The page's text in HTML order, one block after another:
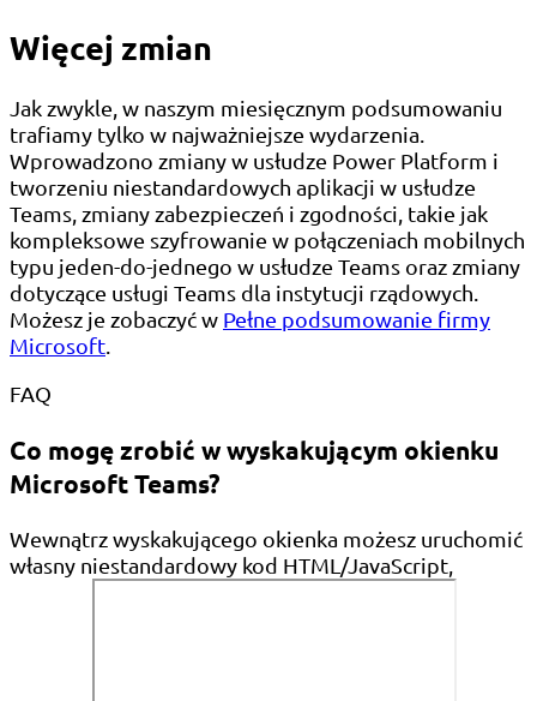
Więcej zmian
Jak zwykle, w naszym miesięcznym podsumowaniu
trafiamy tylko w najważniejsze wydarzenia.
Wprowadzono zmiany w usłudze Power Platform i
tworzeniu niestandardowych aplikacji w usłudze
Teams, zmiany zabezpieczeń i zgodności, takie jak
kompleksowe szyfrowanie w połączeniach mobilnych
typu jeden-do-jednego w usłudze Teams oraz zmiany
dotyczące usługi Teams dla instytucji rządowych.
Możesz je zobaczyć w Pełne podsumowanie firmy
Microsoft.
FAQ
Co mogę zrobić w wyskakującym okienku
Microsoft Teams?
Wewnątrz wyskakującego okienka możesz uruchomić
własny niestandardowy kod HTML/JavaScript,